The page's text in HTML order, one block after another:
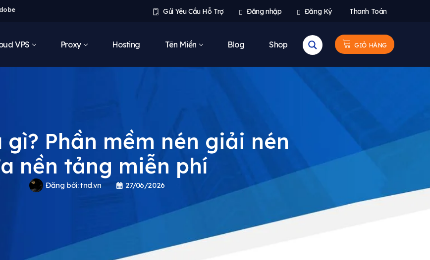
Gửi Yêu Cầu Hỗ Trợ Đăng nhập Đăng Ký Thanh Toán
VPS Proxy Hosting Tên Miền Blog Shop GIỎ HÀNG
gì? Phần mềm nén giải nén
nền tảng miễn phí
Đăng bởi:tnd.vn 27/06/2026